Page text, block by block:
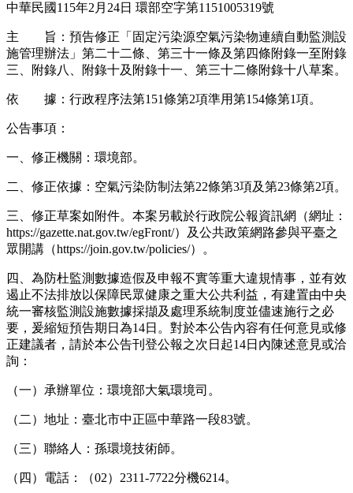
中華民國115年2月24日 環部空字第1151005319號
主 旨： 預告修正「 固定污染源空氣污染物連續自動監測設
施管理辦法 」第二十二條、第三十一條及第四條附錄一至附錄
三、附錄八、附錄十及附錄十一、第三十二條附錄十八草案。
依 據： 行政程序法第151條第2項準用第154條第1項。
公告事項：
一、 修正機關：環境部。
二、 修正依據： 空氣污染防制法第22條第3項及第23條第2項。
三、 修正草案如附件。本案另載於行政院公報資訊網（網址：
https://gazette.nat.gov.tw/egFront/）及公共政策網路參與平臺之
眾開講（https://join.gov.tw/policies/）。
四、 為防杜監測數據造假及申報不實等重大違規情事，並有效
遏止不法排放以保障民眾健康之重大公共利益，有建置由中央
統一審核監測設施數據採擷及處理系統制度並儘速施行之必
要，爰縮短預告期日為14日。對於本公告內容有任何意見或修
正建議者，請於本公告刊登公報之次日起14日內陳述意見或洽
詢：
（一） 承辦單位：環境部大氣環境司。
（二） 地址：臺北市中正區中華路一段83號。
（三） 聯絡人：孫環境技術師。
（四） 電話：（02）2311-7722分機6214。